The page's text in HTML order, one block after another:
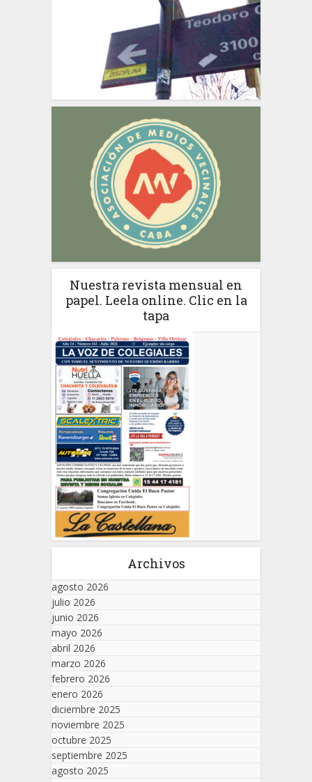
Nuestra revista mensual en
papel. Leela online. Clic en la
tapa
Archivos
agosto 2026
julio 2026
junio 2026
mayo 2026
abril 2026
marzo 2026
febrero 2026
enero 2026
diciembre 2025
noviembre 2025
octubre 2025
septiembre 2025
agosto 2025